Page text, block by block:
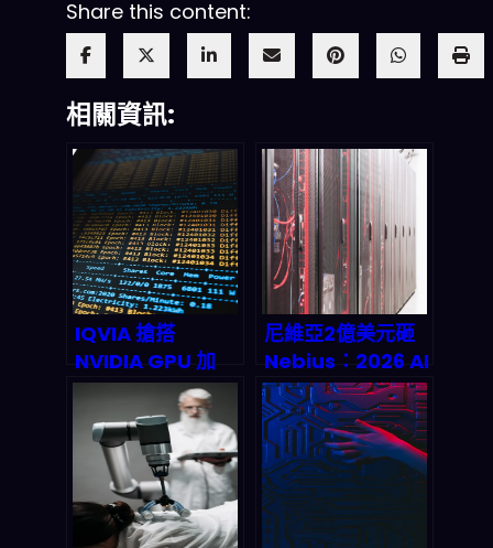
Share this content:
相關資訊:
IQVIA 搶搭
NVIDIA GPU 加
速：醫藥數據分析
要怎麼把研發時間
砍掉？（2026 產
業鏈解析）
尼維亞2億美元砸
Nebius：2026 AI
基础设施市场的
Game
Changer？深度
解析全栈AI云生态
战略